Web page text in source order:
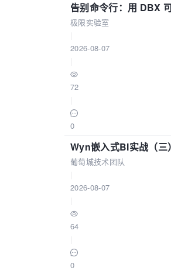
告别命令行：用 DBX
极限实验室
2026-08-07
72
0
Wyn嵌入式BI实战（三
葡萄城技术团队
2026-08-07
64
0